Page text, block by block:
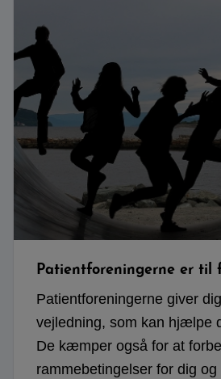
Patientforeningerne er til
Patientforeningerne giver
vejledning, som kan hjælpe
De kæmper også for at
rammebetingelser for dig og